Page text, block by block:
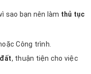
sao bạn nên làm thủ tục
Công trình.
, thuận tiện cho việc